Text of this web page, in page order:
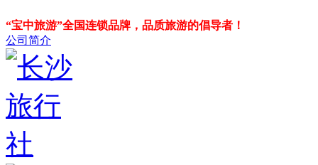
“宝中旅游”全国连锁品牌，品质旅游的倡导者！
公司简介